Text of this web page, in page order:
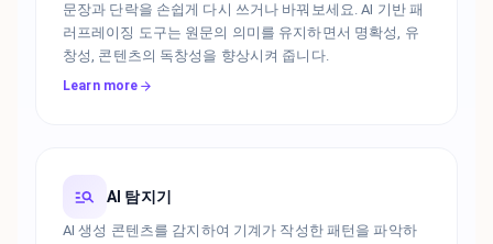
문장과 단락을 손쉽게 다시 쓰거나 바꿔보세요. AI 기반 패
러프레이징 도구는 원문의 의미를 유지하면서 명확성, 유
창성, 콘텐츠의 독창성을 향상시켜 줍니다.
Learn more
AI 탐지기
AI 생성 콘텐츠를 감지하여 기계가 작성한 패턴을 파악하